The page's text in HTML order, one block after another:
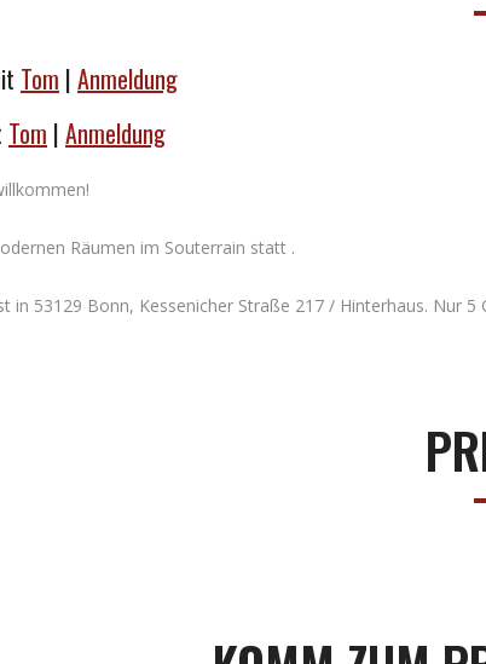
Tom | Anmeldung
Tom | Anmeldung
Räumen im Souterrain statt .
in 53129 Bonn, Kessenicher Straße 217 / Hinterhaus. Nur